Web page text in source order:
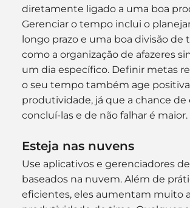
diretamente ligado a uma boa
Gerenciar o tempo inclui o
longo prazo e uma boa divisão de
como a organização de afazeres
um dia específico. Definir metas
o seu tempo também age
produtividade, já que a chance de
concluí-las e de não falhar é maior.
Esteja nas nuvens
Use aplicativos e gerenciadores
baseados na nuvem. Além de
eficientes, eles aumentam muito a